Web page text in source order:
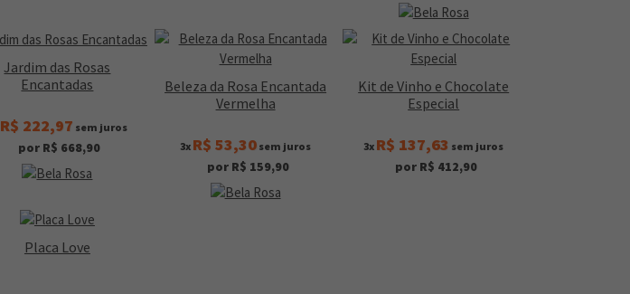
Jardim das Rosas
Encantadas
R$ 222,97 sem juros
por R$ 668,90
Beleza da Rosa Encantada
Vermelha
3x R$ 53,30 sem juros
por R$ 159,90
Kit de Vinho e Chocolate
Especial
3x R$ 137,63 sem juros
por R$ 412,90
Placa Love